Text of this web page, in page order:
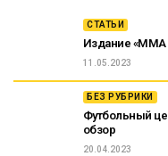
СТАТЬИ
Издание «ММА
11.05.2023
БЕЗ РУБРИКИ
Футбольный
обзор
20.04.2023